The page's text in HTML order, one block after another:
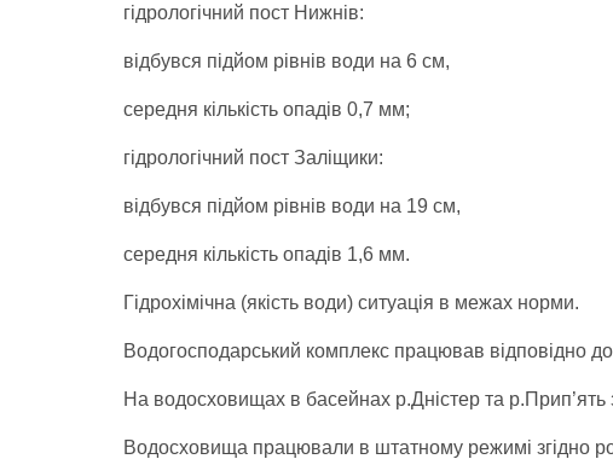
гідрологічний пост Нижнів:
відбувся підйом рівнів води на 6 см,
середня кількість опадів 0,7 мм;
гідрологічний пост Заліщики:
відбувся підйом рівнів води на 19 см,
середня кількість опадів 1,6 мм.
Гідрохімічна (якість води) ситуація в межах норми.
Водогосподарський комплекс працював відповідно
На водосховищах в басейнах р.Дністер та р.Прип’ять
Водосховища працювали в штатному режимі згідно